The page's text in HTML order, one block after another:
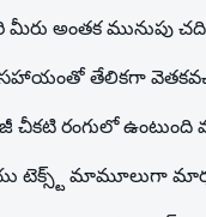
అంతక మునుపు చదివిన
సహాయంతో తేలికగా
రంగులో
టెక్స్ట్ మామూలుగా